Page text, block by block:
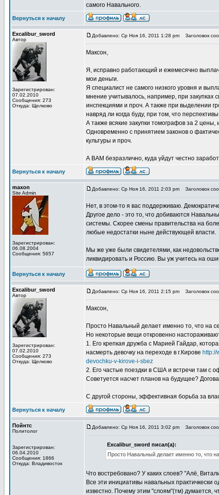
самого Навального.
Вернуться к началу
Excalibur_sword
Автор
Зарегистрирован:
07.02.2010
Сообщения: 273
Откуда: Щелково
Добавлено: Ср Ноя 16, 2011 1:28 pm Заголовок
Максон,
Я, исправно работающий и ежемесячно
мои деньги.
Я специалист не самого низкого уровня и
мнение учитывалось, например, при закупках
инспекциями и проч. А также при выделении
навряд ли когда буду, при том, что
А также всякие закупки томографов за 2
Одновременно с принятием законов о
культуры и проч.
А ВАМ безразлично, куда уйдут честно
Вернуться к началу
maxon
Site Admin
Зарегистрирован:
06.08.2004
Сообщения: 5657
Добавлено: Ср Ноя 16, 2011 2:03 pm Заголовок
Нет, в этом-то я вас поддерживаю.
Другое дело - это то, что добиваются
системы. Скорее смены правительства на
любые недостатки ныне действующей власти.
Мы же уже были свидетелями, как
ликвидировать и Россию. Вы уж учитесь на
Вернуться к началу
Excalibur_sword
Автор
Зарегистрирован:
07.02.2010
Сообщения: 273
Откуда: Щелково
Добавлено: Ср Ноя 16, 2011 2:15 pm Заголовок
Максон,
Просто Навальный делает именно то, что на
Но некоторые вещи откровенно
1. Его крепкая дружба с Марией Гайдар,
насмерть девочку на переходе в г.Кирове
devochku-v-kirove-i-sbez
2. Его частые поездки в США и встречи там с
Советуется насчет планов на будущее?
С другой стороны, эффективная борьба за
Вернуться к началу
Пойнтс
Политолог
Зарегистрирован:
06.04.2010
Сообщения: 1866
Откуда: Владивосток
Добавлено: Ср Ноя 16, 2011 3:02 pm Заголовок
Excalibur_sword писал(а):
Просто Навальный делает именно то, что
Что востребовано? У каких слоев? "Алё,
Все эти инициативы навальных практичкески
известно. Почему этим "слоям"(тм) думается,